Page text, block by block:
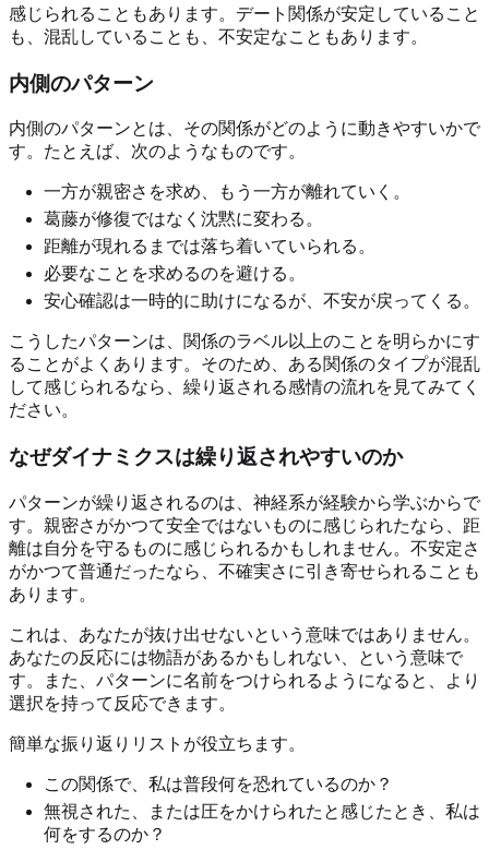
感じられることもあります。デート関係が安定していること
も、混乱していることも、不安定なこともあります。
内側のパターン
内側のパターンとは、その関係がどのように動きやすいかで
す。たとえば、次のようなものです。
一方が親密さを求め、もう一方が離れていく。
葛藤が修復ではなく沈黙に変わる。
距離が現れるまでは落ち着いていられる。
必要なことを求めるのを避ける。
安心確認は一時的に助けになるが、不安が戻ってくる。
こうしたパターンは、関係のラベル以上のことを明らかにす
ることがよくあります。そのため、ある関係のタイプが混乱
して感じられるなら、繰り返される感情の流れを見てみてく
ださい。
なぜダイナミクスは繰り返されやすいのか
パターンが繰り返されるのは、神経系が経験から学ぶからで
す。親密さがかつて安全ではないものに感じられたなら、距
離は自分を守るものに感じられるかもしれません。不安定さ
がかつて普通だったなら、不確実さに引き寄せられることも
あります。
これは、あなたが抜け出せないという意味ではありません。
あなたの反応には物語があるかもしれない、という意味で
す。また、パターンに名前をつけられるようになると、より
選択を持って反応できます。
簡単な振り返りリストが役立ちます。
この関係で、私は普段何を恐れているのか？
無視された、または圧をかけられたと感じたとき、私は
何をするのか？